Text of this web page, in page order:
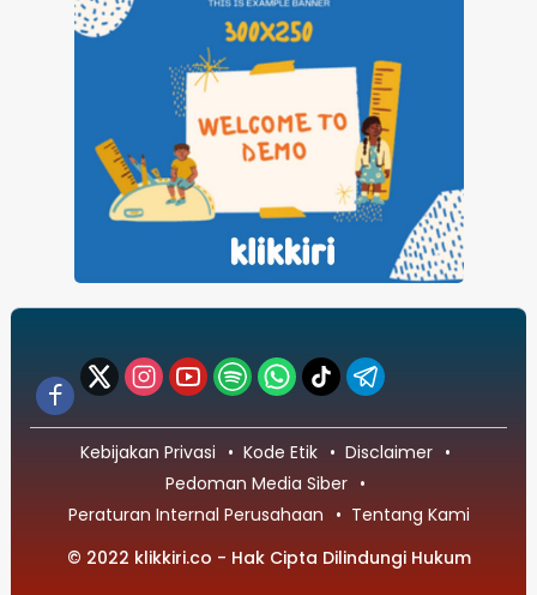
Kebijakan Privasi Kode Etik
Disclaimer
Pedoman Media Siber
Peraturan Internal Perusahaan
Tentang Kami
© 2022 klikkiri.co - Hak Cipta Dilindungi Hukum